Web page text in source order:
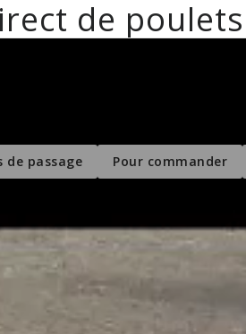
de
aux particuliers et
de passage Pour commander